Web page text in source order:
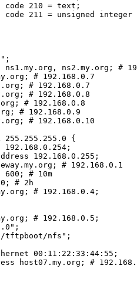
210 = text;
211 = unsigned integer
ns1.my.org, ns2.my.org; #
# 192.168.0.7
# 192.168.0.7
# 192.168.0.8
# 192.168.0.8
# 192.168.0.9
# 192.168.0.10
255.255.255.0 {